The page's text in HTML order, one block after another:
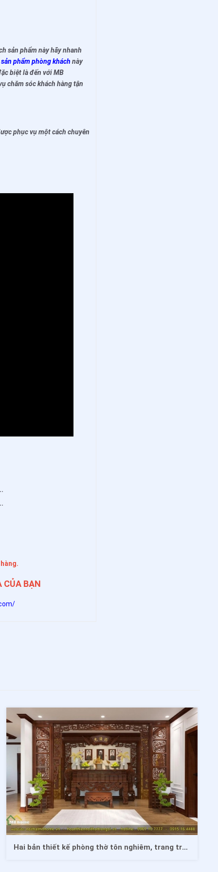
sản phẩm này hãy nhanh
sản phẩm phòng khách này
biệt là đến với MB
chăm sóc khách hàng tận
phục vụ một cách chuyên
BẠN
Hai bản thiết kế phòng thờ tôn nghiêm, trang trọng bằng đồ gỗ nội thất